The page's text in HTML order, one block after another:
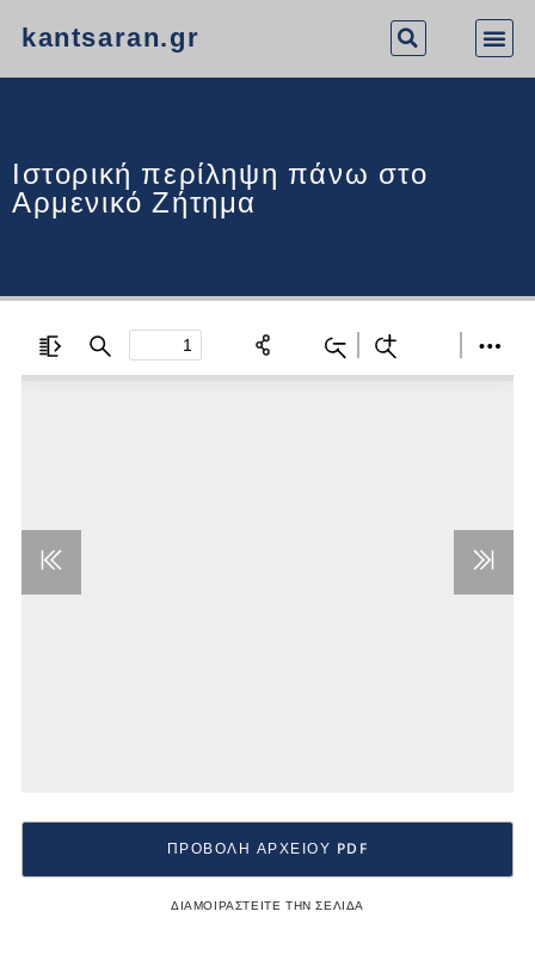
kantsaran.gr
Ιστορική περίληψη πάνω στο
Αρμενικό Ζήτημα
ΔΙΑΜΟΙΡΑΣΤΕΙΤΕ ΤΗΝ ΣΕΛΙΔΑ
ΠΡΟΒΟΛΗ ΑΡΧΕΙΟΥ PDF